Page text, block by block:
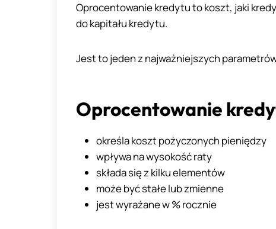
Oprocentowanie kredytu to koszt, jaki
do kapitału kredytu.
Jest to jeden z najważniejszych
Oprocentowanie
określa koszt pożyczonych pieniędzy
wpływa na wysokość raty
składa się z kilku elementów
może być stałe lub zmienne
jest wyrażane w % rocznie